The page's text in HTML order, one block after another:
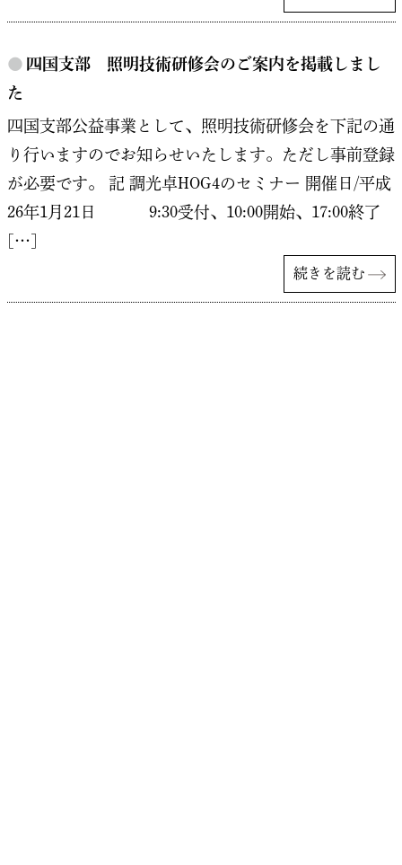
● 四国支部 照明技術研修会のご案内を掲載しまし
た
四国支部公益事業として、照明技術研修会を下記の通
り行いますのでお知らせいたします。ただし事前登録
が必要です。 記 調光卓HOG4のセミナー 開催日/平成
26年1月21日 9:30受付、10:00開始、17:00終了
[…]
続きを読む